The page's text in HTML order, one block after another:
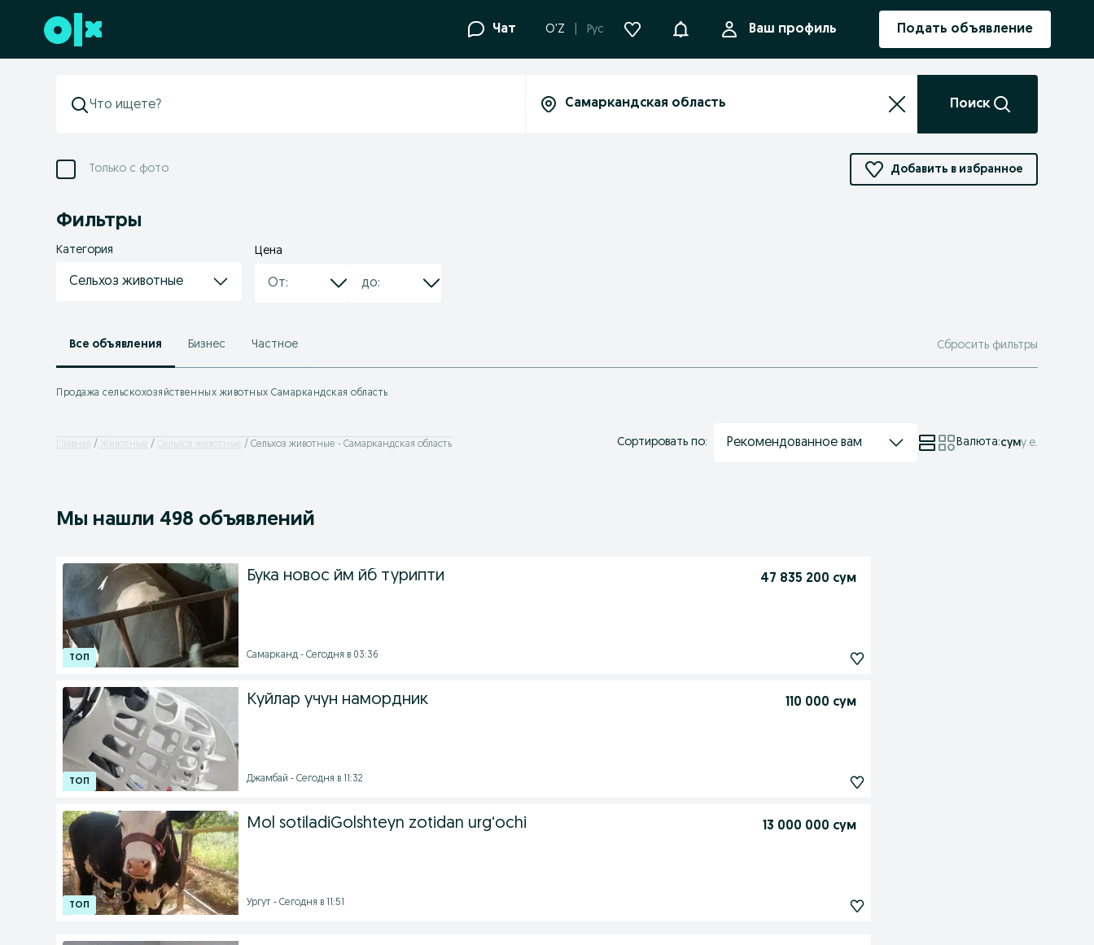
Перейти к нижнему колонтитулу Чат O'Z Рус УведомленияВаш профиль Подать объявление
Поиск
Только с фото Добавить в избранное
Фильтры
Категория
Сельхоз животные
Цена
Все объявления Бизнес Частное Сбросить фильтры
Продажа сельскохозяйственных животных Самаркандская область
Главная Животные Сельхоз животные Сельхоз животные - Самаркандская область Сортировать по: Рекомендованное вам Валюта:суму.е.
Мы нашли 498 объявлений
Бука новос йм йб турипти 47 835 200 сум
Самарканд - Сегодня в 03:36
Куйлар учун намордник 110 000 сум
Джамбай - Сегодня в 11:32
Mol sotiladiGolshteyn zotidan urg‘ochi 13 000 000 сум
Ургут - Сегодня в 11:51